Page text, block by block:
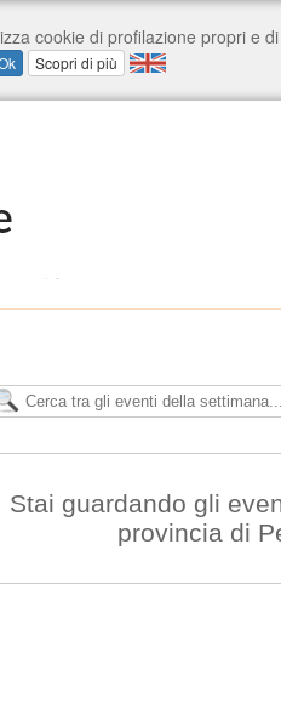
Stai guardando gli
provincia di